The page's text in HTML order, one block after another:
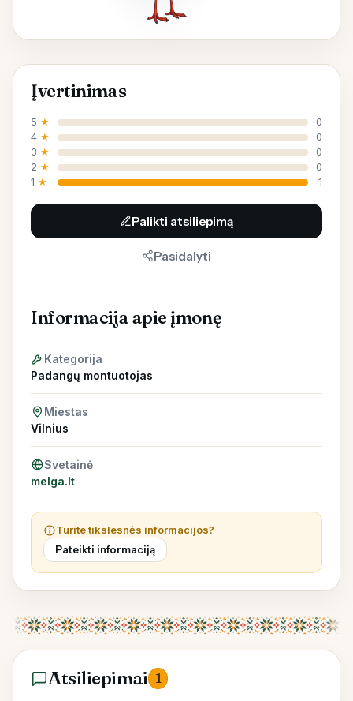
Įvertinimas
5 ★
0
4 ★
0
3 ★
0
2 ★
0
1 ★ 1
Palikti atsiliepimą
Pasidalyti
Informacija apie įmonę
Kategorija
Padangų montuotojas
Miestas
Vilnius
Svetainė
melga.lt
Turite tikslesnės informacijos?
Pateikti informaciją
Atsiliepimai 1